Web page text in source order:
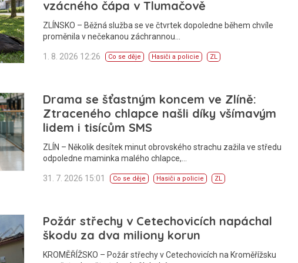
vzácného čápa v Tlumačově
ZLÍNSKO – Běžná služba se ve čtvrtek dopoledne během chvíle
proměnila v nečekanou záchrannou…
1. 8. 2026 12:26 Co se děje Hasiči a policie ZL
Drama se šťastným koncem ve Zlíně:
Ztraceného chlapce našli díky všímavým
lidem i tisícům SMS
ZLÍN – Několik desítek minut obrovského strachu zažila ve středu
odpoledne maminka malého chlapce,…
31. 7. 2026 15:01 Co se děje Hasiči a policie ZL
Požár střechy v Cetechovicích napáchal
škodu za dva miliony korun
KROMĚŘÍŽSKO – Požár střechy v Cetechovicích na Kroměřížsku